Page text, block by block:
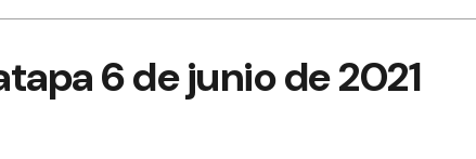
6 de junio de 2021